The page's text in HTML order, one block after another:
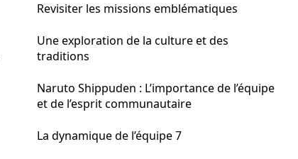
Revisiter les missions emblématiques
Une exploration de la culture et des
traditions
Naruto Shippuden : L’importance de l’équipe
et de l’esprit communautaire
La dynamique de l’équipe 7